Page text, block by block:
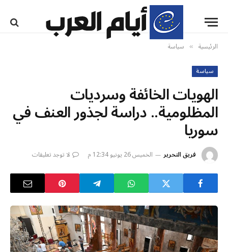
الرئيسية » سياسة
سياسة
الهويات الخائفة وسرديات
المظلومية.. دراسة لجذور العنف في
سوريا
فريق التحرير الخميس 26 يونيو 12:34 م لا توجد تعليقات